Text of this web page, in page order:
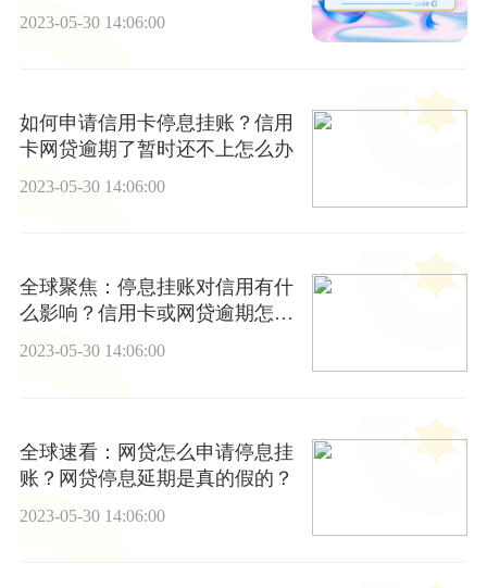
2023-05-30 14:06:00
如何申请信用卡停息挂账？信用
卡网贷逾期了暂时还不上怎么办
2023-05-30 14:06:00
全球聚焦：停息挂账对信用有什
么影响？信用卡或网贷逾期怎么
办?
2023-05-30 14:06:00
全球速看：网贷怎么申请停息挂
账？网贷停息延期是真的假的？
2023-05-30 14:06:00